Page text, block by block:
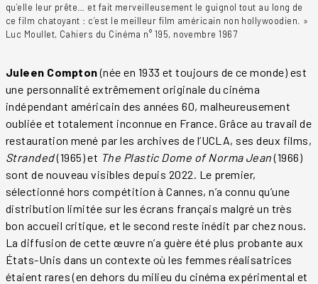
qu’elle leur prête… et fait merveilleusement le guignol tout au long de
ce film chatoyant : c’est le meilleur film américain non hollywoodien. »
Luc Moullet, Cahiers du Cinéma n° 195, novembre 1967
Juleen Compton(née en 1933 et toujours de ce monde) est
une personnalité extrêmement originale du cinéma
indépendant américain des années 60, malheureusement
oubliée et totalement inconnue en France. Grâce au travail de
restauration mené par les archives de l’UCLA, ses deux films,
Stranded(1965) et The Plastic Dome of Norma Jean(1966)
sont de nouveau visibles depuis 2022. Le premier,
sélectionné hors compétition à Cannes, n’a connu qu’une
distribution limitée sur les écrans français malgré un très
bon accueil critique, et le second reste inédit par chez nous.
La diffusion de cette œuvre n’a guère été plus probante aux
États-Unis dans un contexte où les femmes réalisatrices
étaient rares (en dehors du milieu du cinéma expérimental et